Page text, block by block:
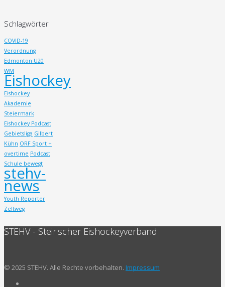
Schlagwörter
COVID-19
Verordnung
Edmonton U20
WM
Eishockey
Eishockey
Akademie
Steiermark
Eishockey Podcast
Gebietsliga Gilbert
Kühn ORF Sport +
overtime Podcast
Schule bewegt
stehv-
news
Youth Reporter
Zeltweg
STEHV - Steirischer Eishockeyverband
© 2025 STEHV. Alle Rechte vorbehalten. Impressum